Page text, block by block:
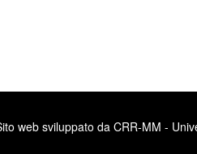
web sviluppato da CRR-MM -